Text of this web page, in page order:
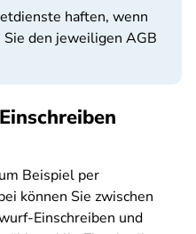
haften, wenn
den jeweiligen AGB
Beispiel per
können Sie zwischen
Einschreiben und